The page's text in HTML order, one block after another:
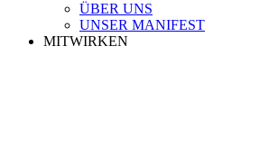
ÜBER UNS
UNSER MANIFEST
MITWIRKEN